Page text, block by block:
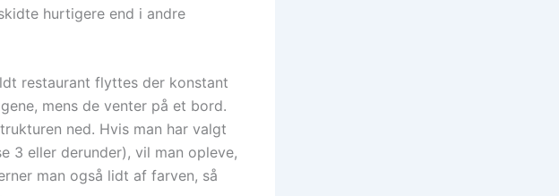
hurtigere end i andre
restaurant flyttes der konstant
mens de venter på et bord.
ned. Hvis man har valgt
3 eller derunder), vil man opleve,
man også lidt af farven, så